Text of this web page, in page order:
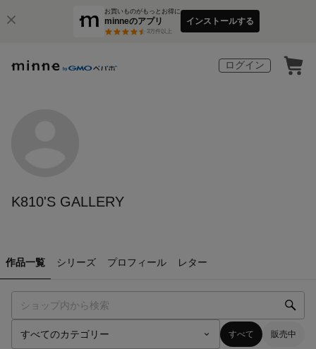
お買いものがもっとお得に
minneのアプリ
3万件以上
インストールする
ログイン
K810'S GALLERY
作品一覧 シリーズ プロフィール レター
すべて 販売中